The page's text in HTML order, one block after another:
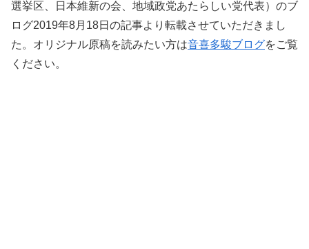
選挙区、日本維新の会、地域政党あたらしい党代表）のブ
ログ2019年8月18日の記事より転載させていただきまし
た。オリジナル原稿を読みたい方は音喜多駿ブログをご覧
ください。